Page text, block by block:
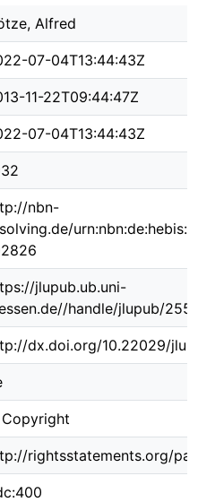
Alfred
07-04T13:44:43Z
11-22T09:44:47Z
07-04T13:44:43Z
nbn-
jlupub.ub.uni-
handle/jlupub/
dx.doi.org/10.22029/
Copyright
rightsstatements.org/